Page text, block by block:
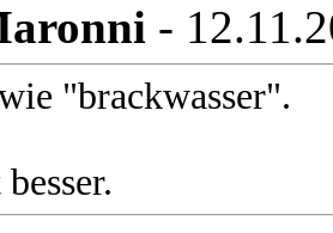
-
"brackwasser".